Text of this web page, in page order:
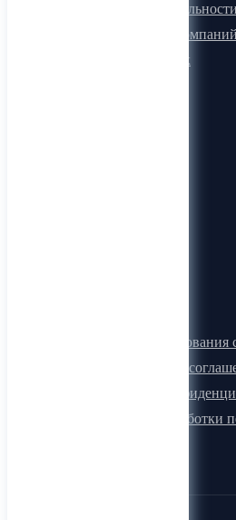
Программа лояльности
Микроблоги компаний
Быстрый поиск
Правила пользования
Лицензионное
Политика
Политика обработки